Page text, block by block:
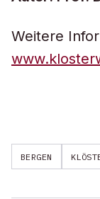
Weitere
BERGEN